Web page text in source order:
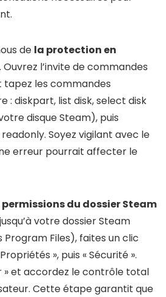
de la protection en
. Ouvrez l’invite de commandes
les commandes
: diskpart, list disk, select disk
disque Steam), puis
Soyez vigilant avec le
erreur pourrait affecter le
permissions du dossier Steam
votre dossier Steam
Files), faites un clic
», puis « Sécurité ».
» et accordez le contrôle total
Cette étape garantit que